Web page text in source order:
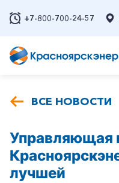
+7-800-700-24-57
ВСЕ НОВОСТИ
Управляющая
лучшей